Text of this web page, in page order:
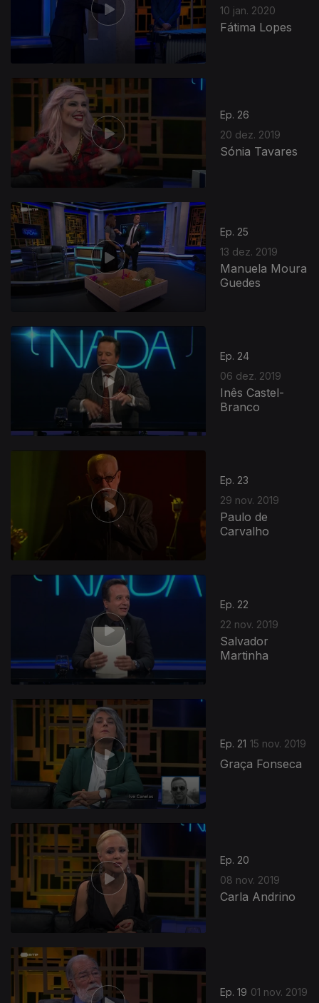
10 jan. 2020
Fátima Lopes
Ep. 26
20 dez. 2019
Sónia Tavares
Ep. 25
13 dez. 2019
Manuela Moura
Guedes
Ep. 24
06 dez. 2019
Inês Castel-
Branco
Ep. 23
29 nov. 2019
Paulo de
Carvalho
Ep. 22
22 nov. 2019
Salvador
Martinha
Ep. 21 15 nov. 2019
Graça Fonseca
Ep. 20
08 nov. 2019
Carla Andrino
Ep. 19 01 nov. 2019